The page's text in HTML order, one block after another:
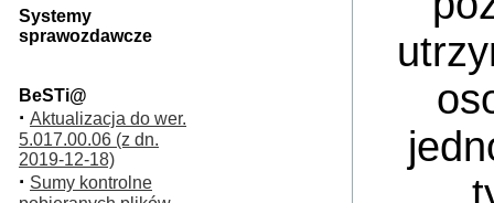
Systemy
sprawozdawcze
BeSTi@
· Aktualizacja do wer.
5.017.00.06 (z dn.
2019-12-18)
· Sumy kontrolne